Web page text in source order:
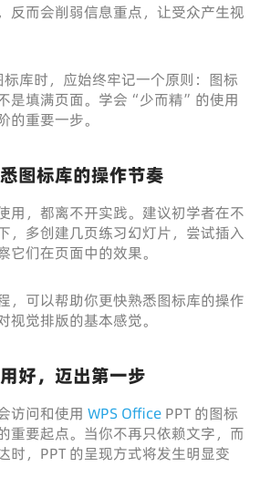
反而会削弱信息重点，让受众产生视
标库时，应始终牢记一个原则：图标
是填满页面。学会“少而精”的使用
的重要一步。
图标库的操作节奏
用，都离不开实践。建议初学者在不
，多创建几页练习幻灯片，尝试插入
它们在页面中的效果。
，可以帮助你更快熟悉图标库的操作
视觉排版的基本感觉。
好，迈出第一步
访问和使用 WPS Office PPT 的图标
重要起点。当你不再只依赖文字，而
时，PPT 的呈现方式将发生明显变